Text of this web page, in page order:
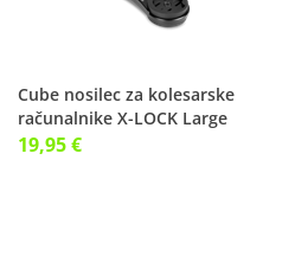
Cube nosilec za kolesarske
računalnike X-LOCK Large
19,95 €